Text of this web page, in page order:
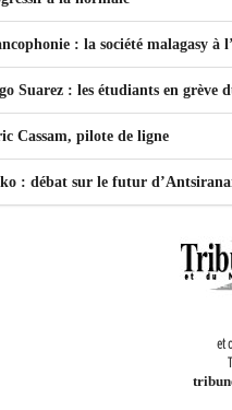
: la société malagasy à
Suarez : les étudiants en grève
Cassam, pilote de ligne
: débat sur le futur
et